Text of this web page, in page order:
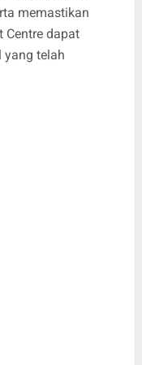
memastikan
Centre dapat
yang telah